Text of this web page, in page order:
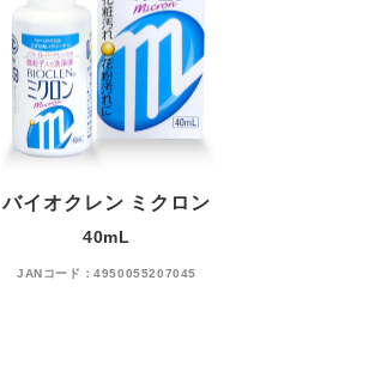
バイオクレン ミクロン
40mL
JANコード：4950055207045